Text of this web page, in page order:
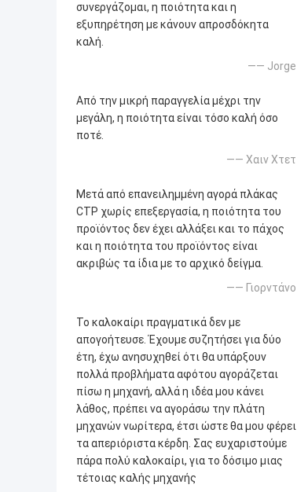
συνεργάζομαι, η ποιότητα και η
εξυπηρέτηση με κάνουν απροσδόκητα
καλή.
—— Jorge
Από την μικρή παραγγελία μέχρι την
μεγάλη, η ποιότητα είναι τόσο καλή όσο
ποτέ.
—— Χαιν Χτετ
Μετά από επανειλημμένη αγορά πλάκας
CTP χωρίς επεξεργασία, η ποιότητα του
προϊόντος δεν έχει αλλάξει και το πάχος
και η ποιότητα του προϊόντος είναι
ακριβώς τα ίδια με το αρχικό δείγμα.
—— Γιορντάνο
Το καλοκαίρι πραγματικά δεν με
απογοήτευσε. Έχουμε συζητήσει για δύο
έτη, έχω ανησυχηθεί ότι θα υπάρξουν
πολλά προβλήματα αφότου αγοράζεται
πίσω η μηχανή, αλλά η ιδέα μου κάνει
λάθος, πρέπει να αγοράσω την πλάτη
μηχανών νωρίτερα, έτσι ώστε θα μου φέρει
τα απεριόριστα κέρδη. Σας ευχαριστούμε
πάρα πολύ καλοκαίρι, για το δόσιμο μιας
τέτοιας καλής μηχανής